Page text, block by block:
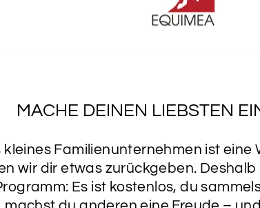
MACHE DEINEN LIEBSTEN
kleines Familienunternehmen ist
wir dir etwas zurückgeben. Deshalb
Es ist kostenlos, du